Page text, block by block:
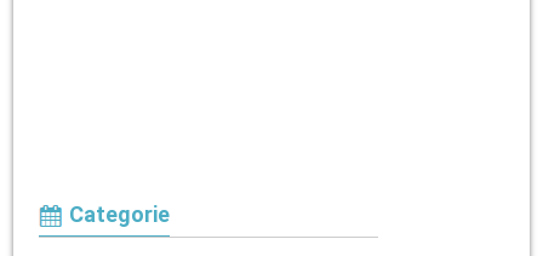
Categorie